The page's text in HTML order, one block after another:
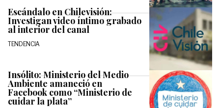
Escándalo en Chilevisión:
Investigan video íntimo grabado
al interior del canal
TENDENCIA
Insólito: Ministerio del Medio
Ambiente amaneció en
Facebook como “Ministerio de
cuidar la plata”